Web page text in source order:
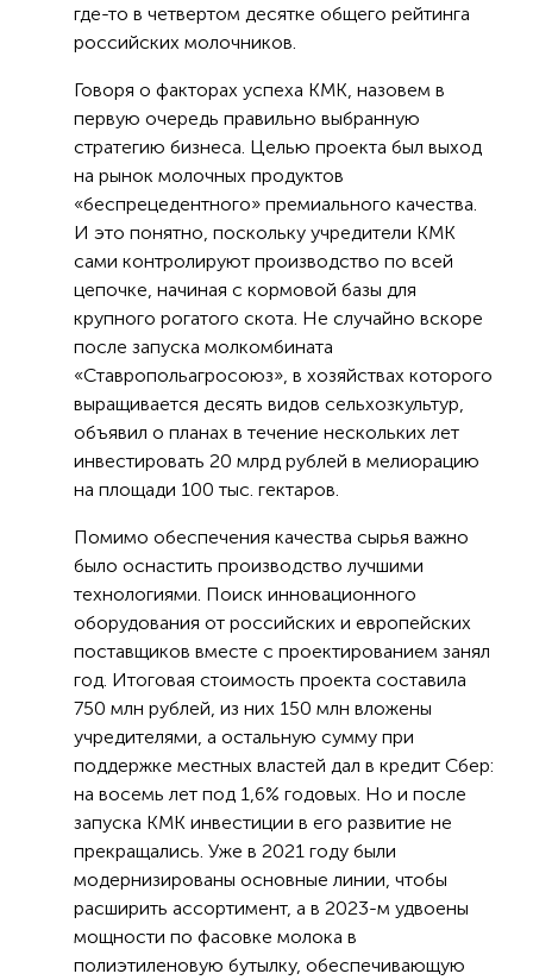
где-то в четвертом десятке общего рейтинга
российских молочников.
Говоря о факторах успеха КМК, назовем в
первую очередь правильно выбранную
стратегию бизнеса. Целью проекта был выход
на рынок молочных продуктов
«беспрецедентного» премиального качества.
И это понятно, поскольку учредители КМК
сами контролируют производство по всей
цепочке, начиная с кормовой базы для
крупного рогатого скота. Не случайно вскоре
после запуска молкомбината
«Ставропольагросоюз», в хозяйствах которого
выращивается десять видов сельхозкультур,
объявил о планах в течение нескольких лет
инвестировать 20 млрд рублей в мелиорацию
на площади 100 тыс. гектаров.
Помимо обеспечения качества сырья важно
было оснастить производство лучшими
технологиями. Поиск инновационного
оборудования от российских и европейских
поставщиков вместе с проектированием занял
год. Итоговая стоимость проекта составила
750 млн рублей, из них 150 млн вложены
учредителями, а остальную сумму при
поддержке местных властей дал в кредит Сбер:
на восемь лет под 1,6% годовых. Но и после
запуска КМК инвестиции в его развитие не
прекращались. Уже в 2021 году были
модернизированы основные линии, чтобы
расширить ассортимент, а в 2023-м удвоены
мощности по фасовке молока в
полиэтиленовую бутылку, обеспечивающую